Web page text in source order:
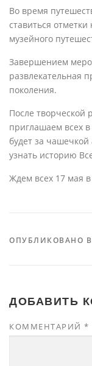
Во время
ставиться
музейного
Завершением
развлекательная
поколения.
После творческой
приглашаем всех
будет за
узнать историю
Ждем всех 17 мая в
ОПУБЛИКОВАНО В
ДОБАВИТЬ
КОММЕНТАРИЙ *